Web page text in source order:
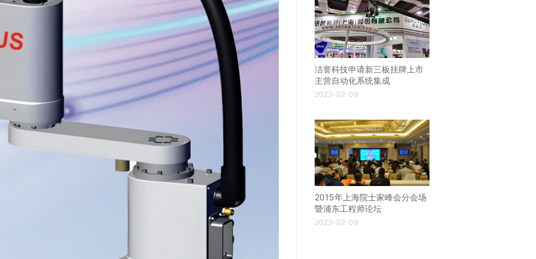
洁誉科技申请新三板挂牌上市
主营自动化系统集成
2023-02-09
2015年上海院士家峰会分会场
暨浦东工程师论坛
2023-02-09